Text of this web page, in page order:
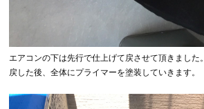
エアコンの下は先行で仕上げて戻させて頂きました。
戻した後、全体にプライマーを塗装していきます。